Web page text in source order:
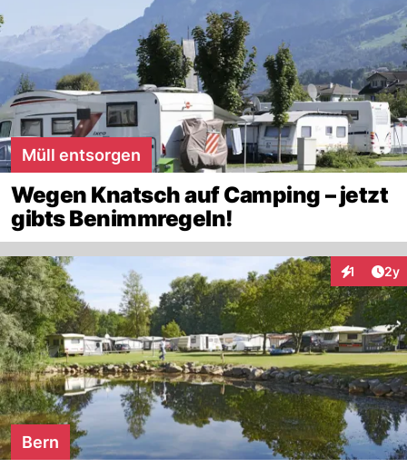
Müll entsorgen
Wegen Knatsch auf Camping – jetzt
gibts Benimmregeln!
1 2y
Bern